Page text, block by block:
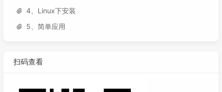
4、Linux下安装
5、简单应用
扫码查看